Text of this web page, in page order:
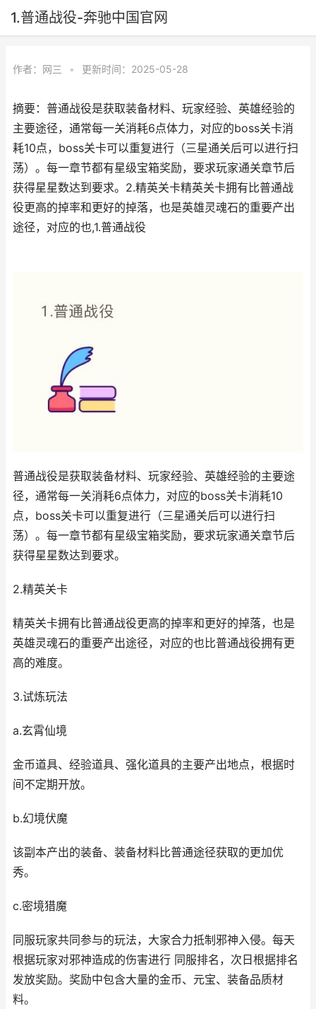
1.普通战役-奔驰中国官网
作者： 网三 • 更新时间：2025-05-28
摘要：普通战役是获取装备材料、玩家经验、英雄经验的
主要途径，通常每一关消耗6点体力，对应的boss关卡消
耗10点，boss关卡可以重复进行（三星通关后可以进行扫
荡）。每一章节都有星级宝箱奖励，要求玩家通关章节后
获得星星数达到要求。2.精英关卡精英关卡拥有比普通战
役更高的掉率和更好的掉落，也是英雄灵魂石的重要产出
途径，对应的也,1.普通战役
普通战役是获取装备材料、玩家经验、英雄经验的主要途
径，通常每一关消耗6点体力，对应的boss关卡消耗10
点，boss关卡可以重复进行（三星通关后可以进行扫
荡）。每一章节都有星级宝箱奖励，要求玩家通关章节后
获得星星数达到要求。
2.精英关卡
精英关卡拥有比普通战役更高的掉率和更好的掉落，也是
英雄灵魂石的重要产出途径，对应的也比普通战役拥有更
高的难度。
3.试炼玩法
a.玄霄仙境
金币道具、经验道具、强化道具的主要产出地点，根据时
间不定期开放。
b.幻境伏魔
该副本产出的装备、装备材料比普通途径获取的更加优
秀。
c.密境猎魔
同服玩家共同参与的玩法，大家合力抵制邪神入侵。每天
根据玩家对邪神造成的伤害进行 同服排名，次日根据排名
发放奖励。奖励中包含大量的金币、元宝、装备品质材
料。